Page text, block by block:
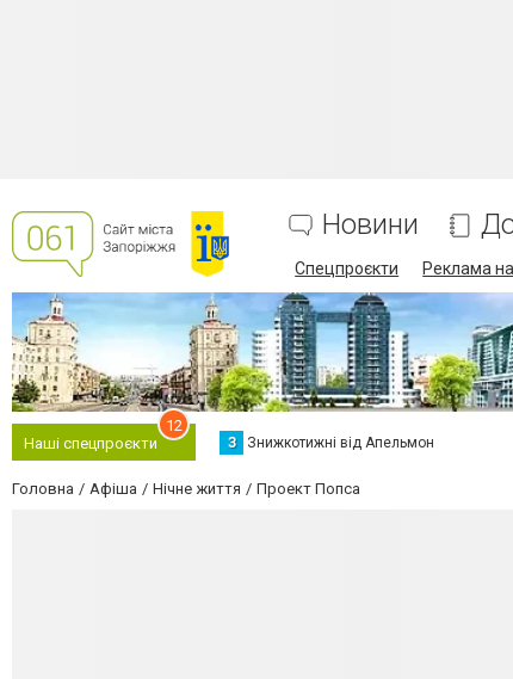
Новини
Спецпроєкти Реклама на
Наші спецпроєкти
12
З Знижкотижні від Апельмон
Головна Афіша Нічне життя Проект Попса